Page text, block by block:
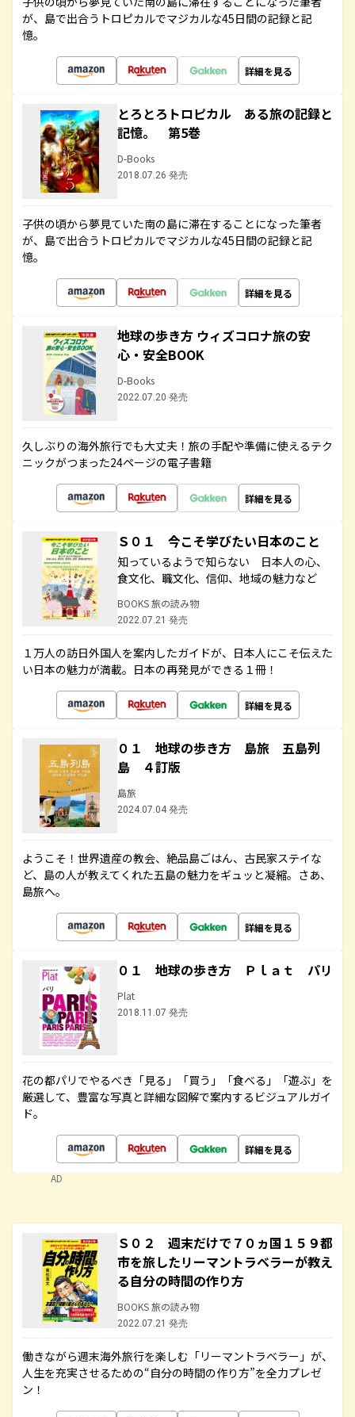
が、島で出合うトロピカルでマジカルな45日間の記録と記
憶。
詳細を見る
とろとろトロピカル ある旅の記録と
記憶。 第5巻
D-Books
2018.07.26 発売
子供の頃から夢見ていた南の島に滞在することになった筆者
が、島で出合うトロピカルでマジカルな45日間の記録と記
憶。
詳細を見る
地球の歩き方 ウィズコロナ旅の安
心・安全BOOK
D-Books
2022.07.20 発売
久しぶりの海外旅行でも大丈夫！旅の手配や準備に使えるテク
ニックがつまった24ページの電子書籍
詳細を見る
Ｓ０１ 今こそ学びたい日本のこと
知っているようで知らない 日本人の心、
食文化、職文化、信仰、地域の魅力など
BOOKS 旅の読み物
2022.07.21 発売
１万人の訪日外国人を案内したガイドが、日本人にこそ伝えた
い日本の魅力が満載。日本の再発見ができる１冊！
詳細を見る
０１ 地球の歩き方 島旅 五島列
島 ４訂版
島旅
2024.07.04 発売
ようこそ！世界遺産の教会、絶品島ごはん、古民家ステイな
ど、島の人が教えてくれた五島の魅力をギュッと凝縮。さあ、
島旅へ。
詳細を見る
０１ 地球の歩き方 Ｐｌａｔ パリ
Plat
2018.11.07 発売
花の都パリでやるべき「見る」「買う」「食べる」「遊ぶ」を
厳選して、豊富な写真と詳細な図解で案内するビジュアルガイ
ド。
詳細を見る
AD
Ｓ０２ 週末だけで７０ヵ国１５９都
市を旅したリーマントラベラーが教え
る自分の時間の作り方
BOOKS 旅の読み物
2022.07.21 発売
働きながら週末海外旅行を楽しむ「リーマントラベラー」が、
人生を充実させるための“自分の時間の作り方”を全力プレゼ
ン！